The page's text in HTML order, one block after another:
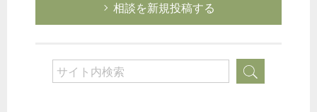
相談を新規投稿する